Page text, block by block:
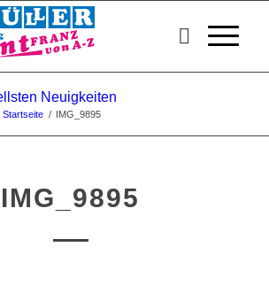
Neuigkeiten
Startseite / IMG_9895
IMG_9895